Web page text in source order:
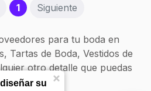
1(current)
Siguiente
para tu boda en
Tartas de Boda, Vestidos de
otro detalle que puedas
su